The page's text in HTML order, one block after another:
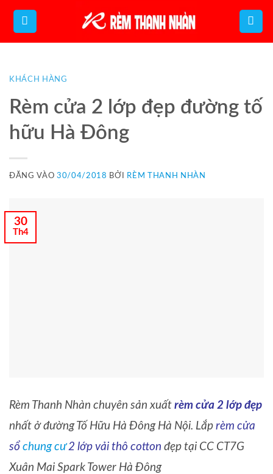
Bỏ
qua
dung
KHÁCH HÀNG
Rèm cửa 2 lớp đẹp đường tố
hữu Hà Đông
ĐĂNG VÀO30/04/2018 BỞI RÈM THANH NHÀN
30
Th4
Rèm Thanh Nhàn chuyên sản xuất rèm cửa 2 lớp đẹp
nhất ở đường Tố Hữu Hà Đông Hà Nội. Lắp rèm cửa
sổ chung cư2 lớp vải thô cotton đẹp tại CC CT7G
Xuân Mai Spark Tower Hà Đông